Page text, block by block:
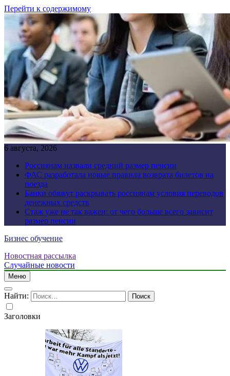
Перейти к содержимому
6 августа, 2026
Россиянам назвали средний размер пенсии
ФАС разработала новые правила возврата билетов на
поезда
Банки обяжут раскрывать россиянам условия переводов
денежных средств
Стаж уже не так важен: от чего больше всего зависит
размер пенсии
Бизнес обучение
Новостная рассылка
Случайные новости
Меню
Найти:
Заголовки